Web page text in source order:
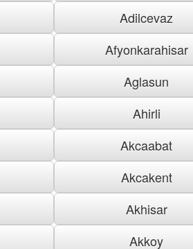
Adilcevaz
Afyonkarahisar
Aglasun
Ahirli
Akcaabat
Akcakent
Akhisar
Akkoy